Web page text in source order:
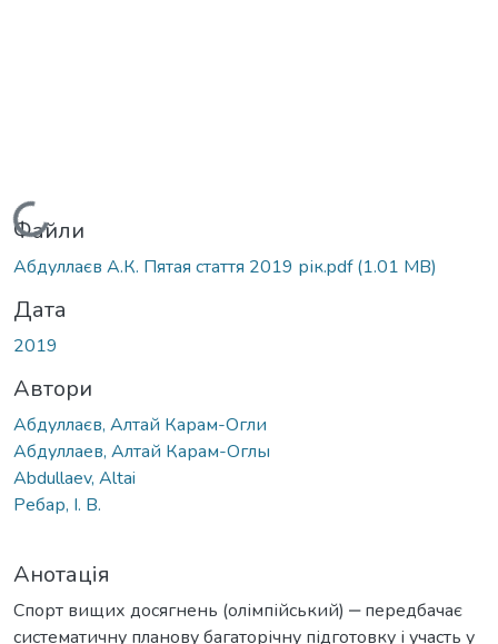
Вантажиться...
Файли
Абдуллаєв А.К. Пятая стаття 2019 рік.pdf(1.01 MB)
Дата
2019
Автори
Абдуллаєв, Алтай Карам-Огли
Абдуллаев, Алтай Карам-Оглы
Abdullaev, Altai
Ребар, І. В.
Анотація
Спорт вищих досягнень (олімпійський) ‒ передбачає
систематичну планову багаторічну підготовку і участь у